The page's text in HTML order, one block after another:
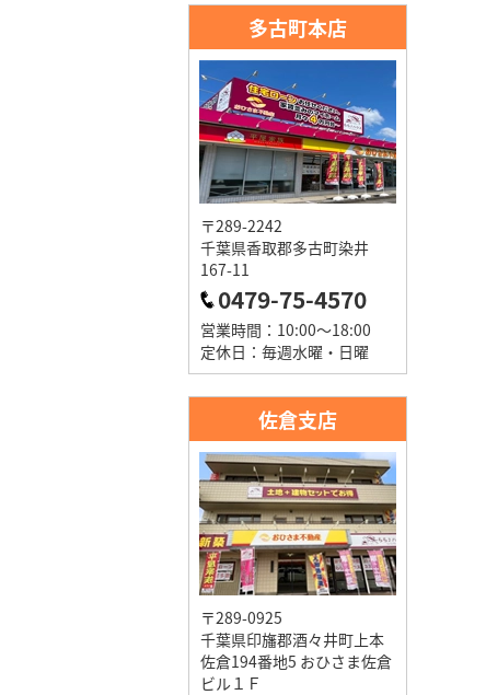
多古町本店
〒289-2242
千葉県香取郡多古町染井
167-11
0479-75-4570
営業時間：10:00～18:00
定休日：毎週水曜・日曜
佐倉支店
〒289-0925
千葉県印旛郡酒々井町上本
佐倉194番地5 おひさま佐倉
ビル１Ｆ